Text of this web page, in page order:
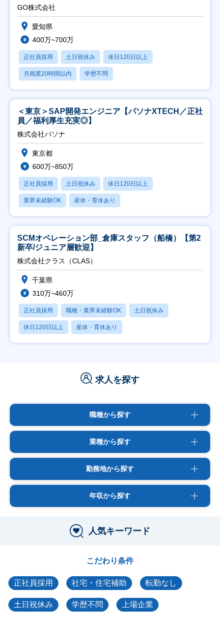
直帰
GO株式会社
愛知県
400万~700万
正社員採用 土日祝休み 休日120日以上
月残業20時間以内 学歴不問
＜東京＞SAP開発エンジニア【パソナXTECH／正社
員／福利厚生充実◎】
株式会社パソナ
東京都
600万~850万
正社員採用 土日祝休み 休日120日以上
業界未経験OK 産休・育休あり
SCMオペレーション部_倉庫スタッフ（船橋）【第2
新卒/ジュニア層歓迎】
株式会社クラス（CLAS）
千葉県
310万~460万
正社員採用 職種・業界未経験OK 土日祝休み
休日120日以上 産休・育休あり
求人を探す
職種から探す
業種から探す
勤務地から探す
年収から探す
人気キーワード
こだわり条件
正社員採用 社宅・住宅補助 転勤なし
土日祝休み 学歴不問 上場企業